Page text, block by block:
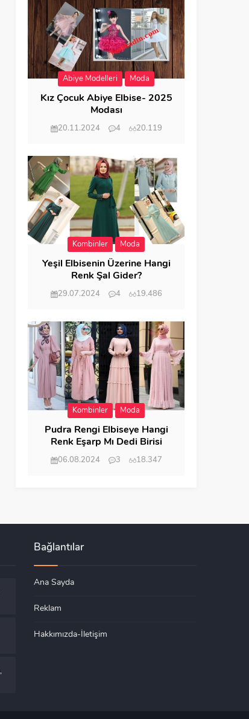
Abiye Modelleri Moda
Kız Çocuk Abiye Elbise- 2025
Modası
20.11.2024 4 20.119
Kombinler Moda
Yeşil Elbisenin Üzerine Hangi
Renk Şal Gider?
29.07.2024 4 19.486
Kombinler Moda
Pudra Rengi Elbiseye Hangi
Renk Eşarp Mı Dedi Birisi
06.08.2024 3 18.347
Bağlantılar
Ana Sayda
Reklam
Hakkımızda-İletişim